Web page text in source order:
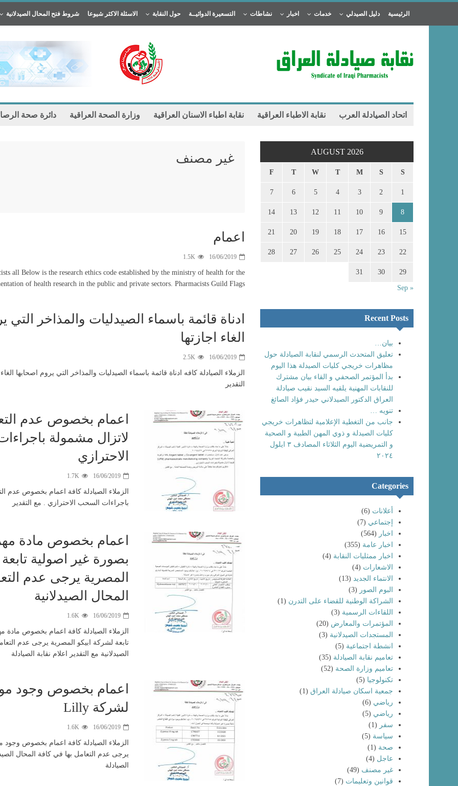
الرئيسية دليل الصيدلي خدمات اخبار نشاطات التسعيرة الدوائيــة حول النقابة الاسئلة الاكثر شيوعا شروط فتح المحال الصيدلانية
اتحاد الصيادلة العرب نقابة الاطباء العراقية نقابة اطباء الاسنان العراقية وزارة الصحة العراقية دائرة صحة
AUGUST 2026
S
S
M
T
W
T
F
1
2
3
4
5
6
7
8
9
10
11
12
13
14
15
16
17
18
19
20
21
22
23
24
25
26
27
28
29
30
31
« Sep
Recent Posts
بيان…
تعليق المتحدث الرسمي لنقابة الصيادلة حول
مظاهرات خريجي كليات الصيدلة هذا اليوم
بدأ المؤتمر الصحفي و القاء بيان مشترك
للنقابات المهنية يلقيه السيد نقيب صيادلة
العراق الدكتور الصيدلاني حيدر فؤاد الصائغ
تنويه …
جانب من التغطية الإعلامية لتظاهرات خريجي
كليات الصيدلة و ذوي المهن الطبية و الصحية
و التمريضية اليوم الثلاثاء المصادف ٣ ايلول
٢٠٢٤
Categories
أعلانات (6)
إجتماعي (7)
اخبار (564)
اخبار عامة (355)
اخبار ممثليات النقابة (4)
الاشعارات (4)
الانتماء الجديد (13)
البوم الصور (3)
الشراكة الوطنية للقضاء على التدرن (1)
اللقاءات الرسمية (3)
المؤتمرات والمعارض (20)
المستجدات الصيدلانية (3)
انشطة اجتماعية (5)
تعاميم نقابة الصيادلة (35)
تعاميم وزارة الصحة (52)
تكنولوجيا (5)
جمعية اسكان صيادلة العراق (1)
رياضي (6)
رياضي (5)
سفر (1)
سياسة (5)
صحة (1)
عاجل (4)
غير مصنف (49)
قوانين وتعليمات (7)
غير مصنف
اعمام
16/06/2019
1.5K
all Below is the research ethics code established by the ministry of health for the
of health research in the public and private sectors. Pharmacists Guild Flags
ادناة قائمة باسماء الصيدليات والمذاخر التي
الغاء اجازتها
16/06/2019
2.5K
الزملاء الصيادلة كافه ادناة قائمة باسماء الصيدليات والمذاخر التي يروم اصحابها
التقدير
اعمام بخصوص عدم
لاتزال مشمولة
الاحترازي
16/06/2019
1.7K
الزملاء الصيادلة كافة اعمام بخصوص عدم
باجراءات السحب الاحترازي . مع التقدير
اعمام بخصوص مادة
بصورة غير اصولية
المصرية يرجى عدم
المحال الصيدلانية
16/06/2019
1.6K
الزملاء الصيادلة كافة اعمام بخصوص مادة
تابعة لشركة ابيكو المصرية يرجى عدم
الصيدلانية مع التقدير اعلام نقابة الصيادلة
اعمام بخصوص وجود
لشركة Lilly
16/06/2019
1.6K
يرجى عدم التعامل بها في كافة المحال
الصيادلة
بدأ
الصحفي و
جانب من التغطية
الإعلامية
لتظاهرات خريجي
كليات الصيدلة و
ذوي المهن الطبية
و الصحية و
انتماء خريجي
كليات الصيدلة